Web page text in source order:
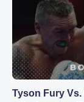
Tyson Fury